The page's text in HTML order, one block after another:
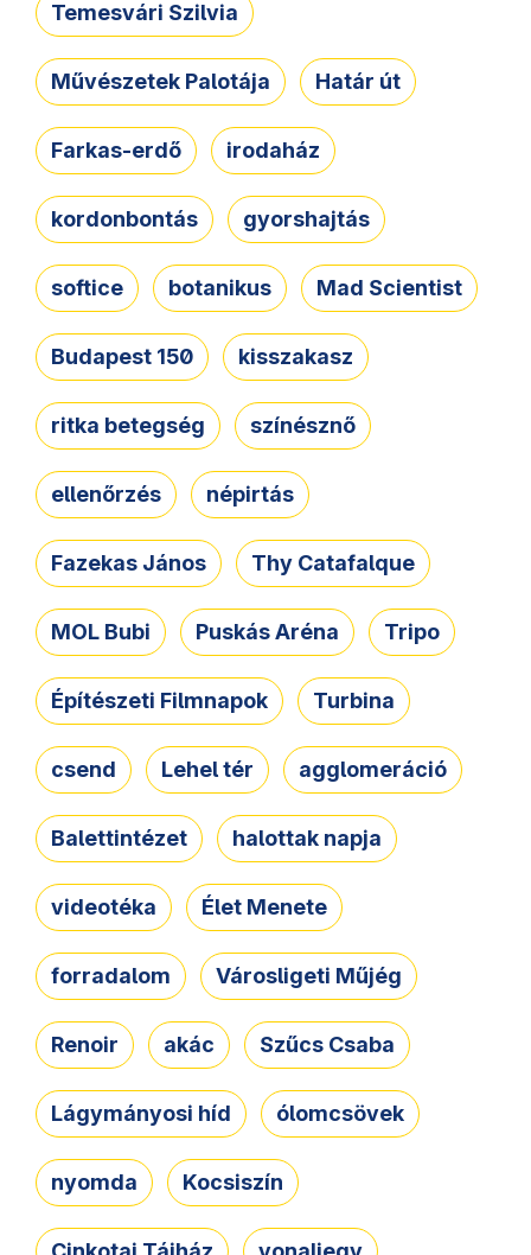
Temesvári Szilvia
Művészetek Palotája Határ út
Farkas-erdő irodaház
kordonbontás gyorshajtás
softice botanikus Mad Scientist
Budapest 150 kisszakasz
ritka betegség színésznő
ellenőrzés népirtás
Fazekas János Thy Catafalque
MOL Bubi Puskás Aréna Tripo
Építészeti Filmnapok Turbina
csend Lehel tér agglomeráció
Balettintézet halottak napja
videotéka Élet Menete
forradalom Városligeti Műjég
Renoir akác Szűcs Csaba
Lágymányosi híd ólomcsövek
nyomda Kocsiszín